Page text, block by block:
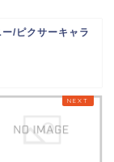
/ピクサーキャラ